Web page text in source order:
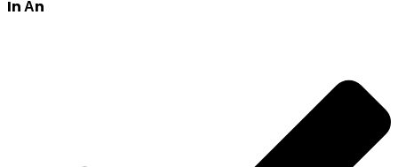
In Ấn